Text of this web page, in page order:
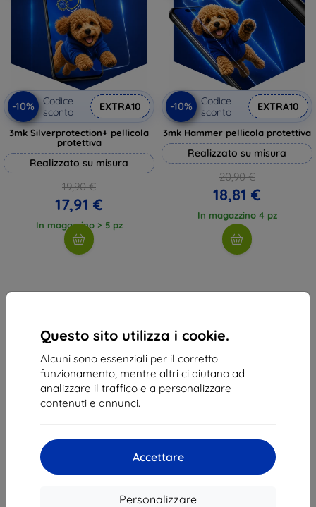
Questo sito utilizza i cookie.
Alcuni sono essenziali per il corretto
funzionamento, mentre altri ci aiutano ad
analizzare il traffico e a personalizzare
contenuti e annunci.
Accettare
Personalizzare
-10%
Codice
sconto
EXTRA10
3mk Silverprotection+ pellicola
protettiva
Realizzato su misura
19,90 €
17,91 €
In magazzino > 5 pz
-10%
Codice
sconto
EXTRA10
3mk Hammer pellicola protettiva
Realizzato su misura
20,90 €
18,81 €
In magazzino 4 pz
Shield-Sk s.r.o.
Via Rudolfa Mocka 3750/2A
841 04 Bratislava